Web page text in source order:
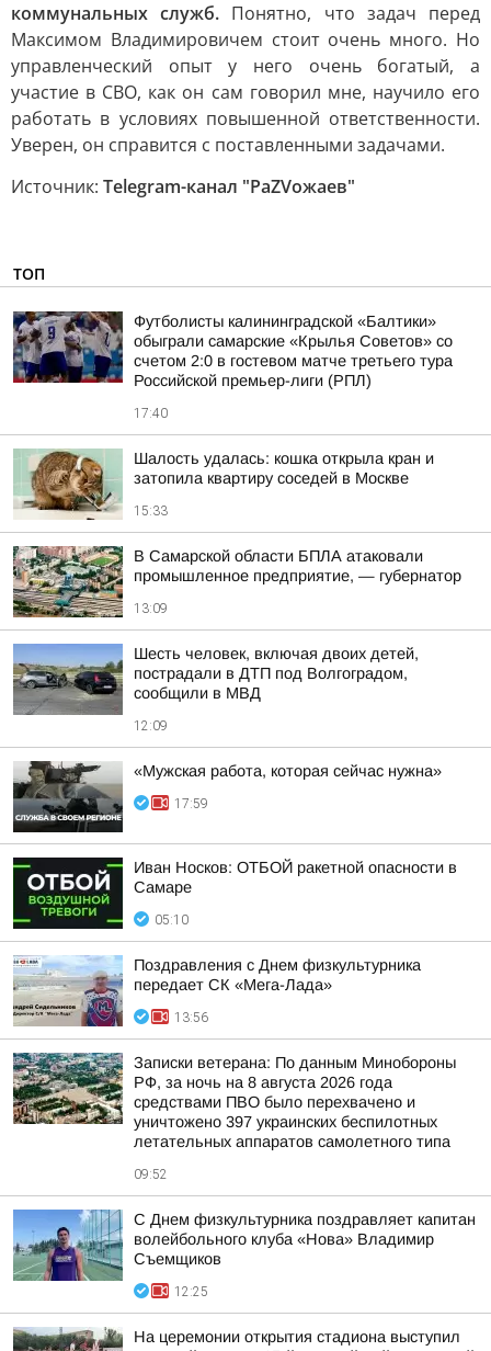
коммунальных служб. Понятно, что задач перед
Максимом Владимировичем стоит очень много. Но
управленческий опыт у него очень богатый, а
участие в СВО, как он сам говорил мне, научило его
работать в условиях повышенной ответственности.
Уверен, он справится с поставленными задачами.
Источник: Telegram-канал "РаZVожаев"
ТОП
Футболисты калининградской «Балтики»
обыграли самарские «Крылья Советов» со
счетом 2:0 в гостевом матче третьего тура
Российской премьер-лиги (РПЛ)
17:40
Шалость удалась: кошка открыла кран и
затопила квартиру соседей в Москве
15:33
В Самарской области БПЛА атаковали
промышленное предприятие, — губернатор
13:09
Шесть человек, включая двоих детей,
пострадали в ДТП под Волгоградом,
сообщили в МВД
12:09
«Мужская работа, которая сейчас нужна»
17:59
Иван Носков: ОТБОЙ ракетной опасности в
Самаре
05:10
Поздравления с Днем физкультурника
передает СК «Мега-Лада»
13:56
Записки ветерана: По данным Минобороны
РФ, за ночь на 8 августа 2026 года
средствами ПВО было перехвачено и
уничтожено 397 украинских беспилотных
летательных аппаратов самолетного типа
09:52
С Днем физкультурника поздравляет капитан
волейбольного клуба «Нова» Владимир
Съемщиков
12:25
На церемонии открытия стадиона выступил